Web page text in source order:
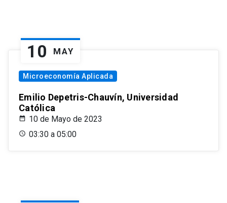
10 MAY
Microeconomía Aplicada
Emilio Depetris-Chauvín, Universidad
Católica
10 de Mayo de 2023
03:30 a 05:00